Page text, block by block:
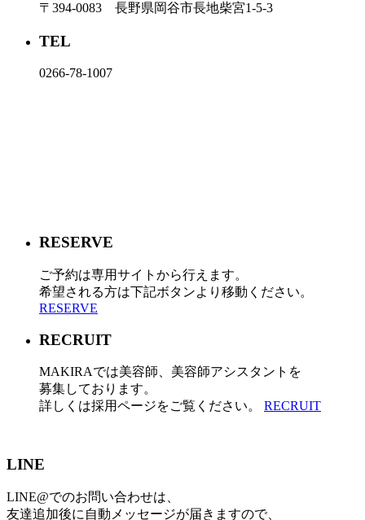
〒394-0083 長野県岡谷市長地柴宮1-5-3
TEL
0266-78-1007
RESERVE
ご予約は専用サイトから行えます。
希望される方は下記ボタンより移動ください。
RESERVE
RECRUIT
MAKIRAでは美容師、美容師アシスタントを
募集しております。
詳しくは採用ページをご覧ください。 RECRUIT
LINE
LINE@でのお問い合わせは、
友達追加後に自動メッセージが届きますので、